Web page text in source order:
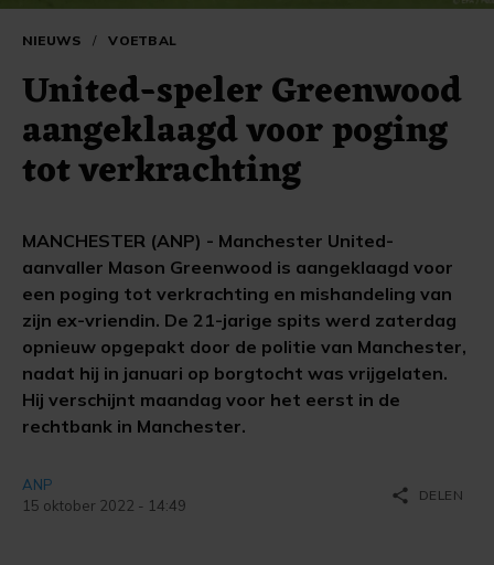
NIEUWS / VOETBAL
United-speler Greenwood
aangeklaagd voor poging
tot verkrachting
MANCHESTER (ANP) - Manchester United-
aanvaller Mason Greenwood is aangeklaagd voor
een poging tot verkrachting en mishandeling van
zijn ex-vriendin. De 21-jarige spits werd zaterdag
opnieuw opgepakt door de politie van Manchester,
nadat hij in januari op borgtocht was vrijgelaten.
Hij verschijnt maandag voor het eerst in de
rechtbank in Manchester.
ANP
15 oktober 2022 - 14:49
share DELEN